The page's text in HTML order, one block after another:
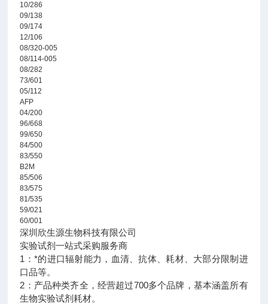
10/286
09/138
09/174
12/106
08/320-005
08/114-005
08/282
73/601
05/112
AFP
04/200
96/668
99/650
84/500
83/550
B2M
85/506
83/575
81/535
59/021
60/001
深圳欣生源生物科技有限公司
实验试剂一站式采购服务商
1：*的进口辐射能力，血清、抗体、耗材、大部分限制进
口品等。
2：产品种类齐全，经营超过700多个品牌，基本涵盖所有
生物实验试剂耗材。